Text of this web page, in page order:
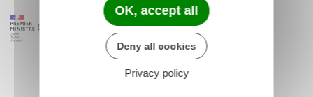
OK, accept all
Deny all cookies
Privacy policy